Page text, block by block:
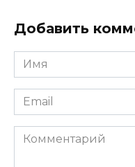
Добавить
Имя
*
Email
*
Комментарий